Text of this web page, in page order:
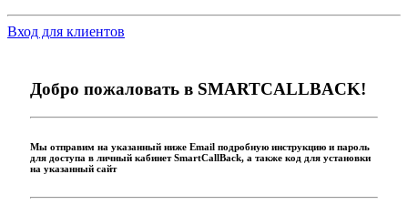
Вход для клиентов
Добро пожаловать в SMARTCALLBACK!
Мы отправим на указанный ниже Email подробную инструкцию и пароль
для доступа в личный кабинет SmartCallBack, а также код для установки
на указанный сайт